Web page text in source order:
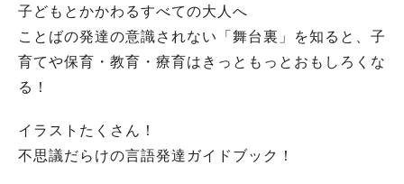
子どもとかかわるすべての大人へ
ことばの発達の意識されない「舞台裏」を知ると、子
育てや保育・教育・療育はきっともっとおもしろくな
る！
イラストたくさん！
不思議だらけの言語発達ガイドブック！